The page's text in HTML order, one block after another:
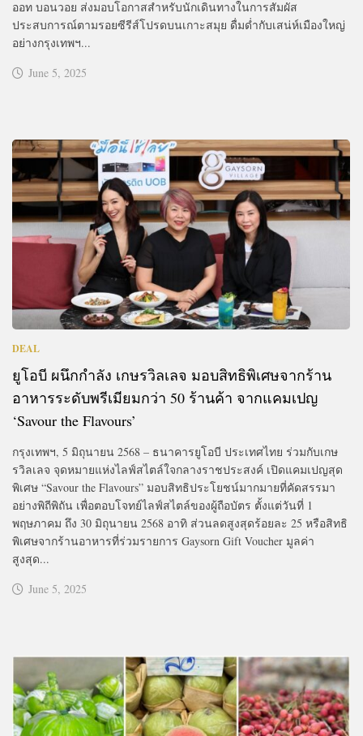
ออท บอนวอย ส่งมอบโอกาสสำหรับนักเดินทางในการสัมผัส
ประสบการณ์ตามรอยซีรีส์โปรดบนเกาะสมุย ดื่มด่ำกับเสน่ห์เมืองใหญ่
อย่างกรุงเทพฯ...
June 5, 2025
DEAL
ยูโอบี ผนึกกำลัง เกษรวิลเลจ มอบสิทธิพิเศษจากร้าน
อาหารระดับพรีเมียมกว่า 50 ร้านค้า จากแคมเปญ
‘Savour the Flavours’
กรุงเทพฯ, 5 มิถุนายน 2568 – ธนาคารยูโอบี ประเทศไทย ร่วมกับเกษ
รวิลเลจ จุดหมายแห่งไลฟ์สไตล์ใจกลางราชประสงค์ เปิดแคมเปญสุด
พิเศษ “Savour the Flavours” มอบสิทธิประโยชน์มากมายที่คัดสรรมา
อย่างพิถีพิถัน เพื่อตอบโจทย์ไลฟ์สไตล์ของผู้ถือบัตร ตั้งแต่วันที่ 1
พฤษภาคม ถึง 30 มิถุนายน 2568 อาทิ ส่วนลดสูงสุดร้อยละ 25 หรือสิทธิ
พิเศษจากร้านอาหารที่ร่วมรายการ Gaysorn Gift Voucher มูลค่า
สูงสุด...
June 5, 2025